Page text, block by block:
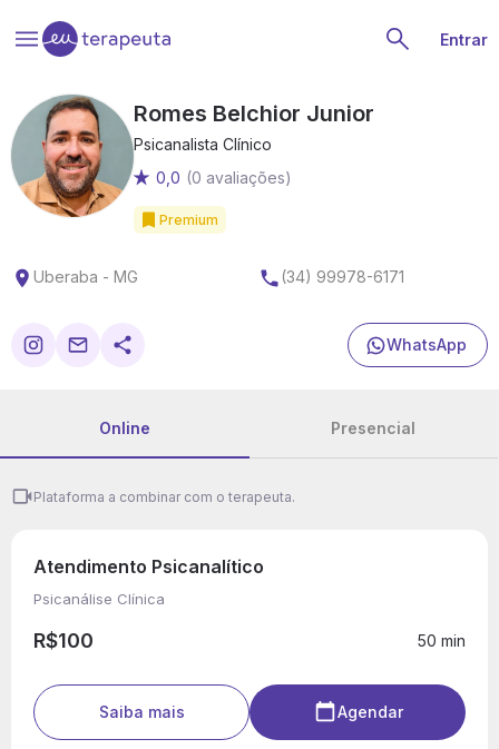
Entrar
Romes Belchior Junior
Psicanalista Clínico
0,0 (0 avaliações)
Premium
Uberaba - MG (34) 99978-6171
WhatsApp
Online Presencial
Plataforma a combinar com o terapeuta.
Atendimento Psicanalítico
Psicanálise Clínica
R$100 50 min
Saiba mais Agendar